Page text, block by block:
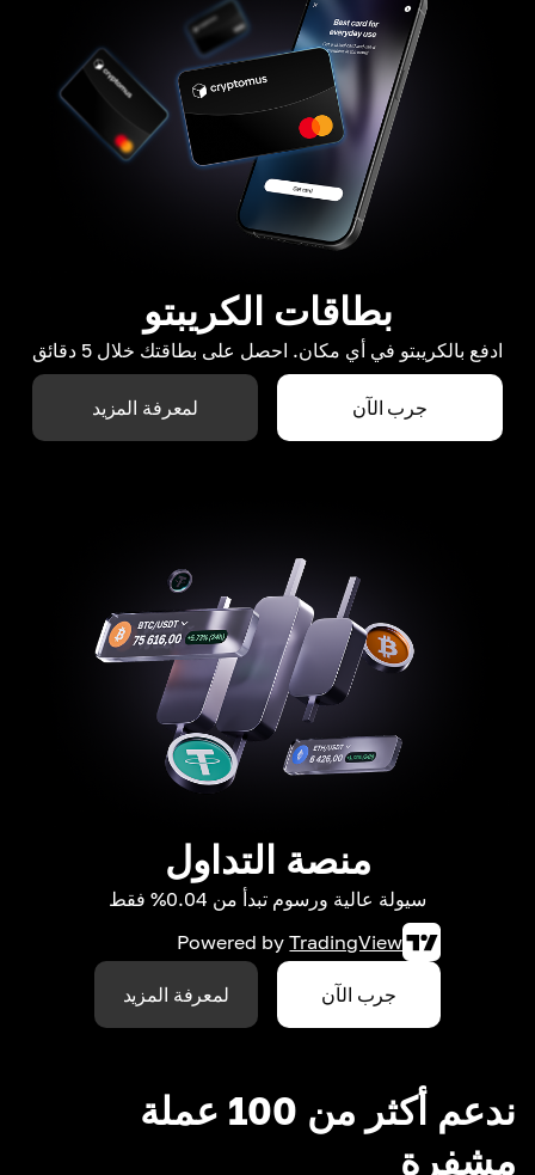
بطاقات الكريبتو
ادفع بالكريبتو في أي مكان. احصل على بطاقتك خلال 5 دقائق
جرب الآن لمعرفة المزيد
منصة التداول
سيولة عالية ورسوم تبدأ من 0.04% فقط
Powered by TradingView
جرب الآن لمعرفة المزيد
ندعم أكثر من 100 عملة
مشفرة